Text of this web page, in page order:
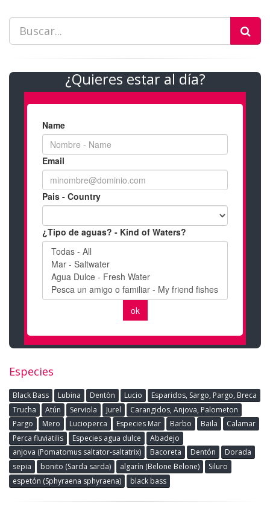
¿Quieres estar al día?
Especies
Black Bass Lubina Dentòn Lucio
Esparidos, Sargo, Pargo, Breca
Trucha
Atún Serviola Jurel
Carangidos, Anjova, Palometon
Pargo
Mero Lucioperca Especies Mar Barbo Baila
Calamar
Perca fluviatilis
Especies agua dulce
Abadejo
anjova (Pomatomus saltator-saltatrix)
Bacoreta Dentón
Dorada
sepia
bonito (Sarda sarda) algarín (Belone Belone)
Siluro
espetón (Sphyraena sphyraena)
black bass